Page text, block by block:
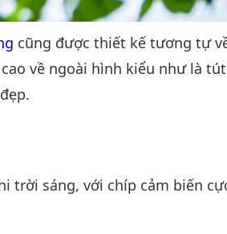
cũng được thiết kế tương tự
về ngoài hình kiểu như là
sáng, với chíp cảm biến